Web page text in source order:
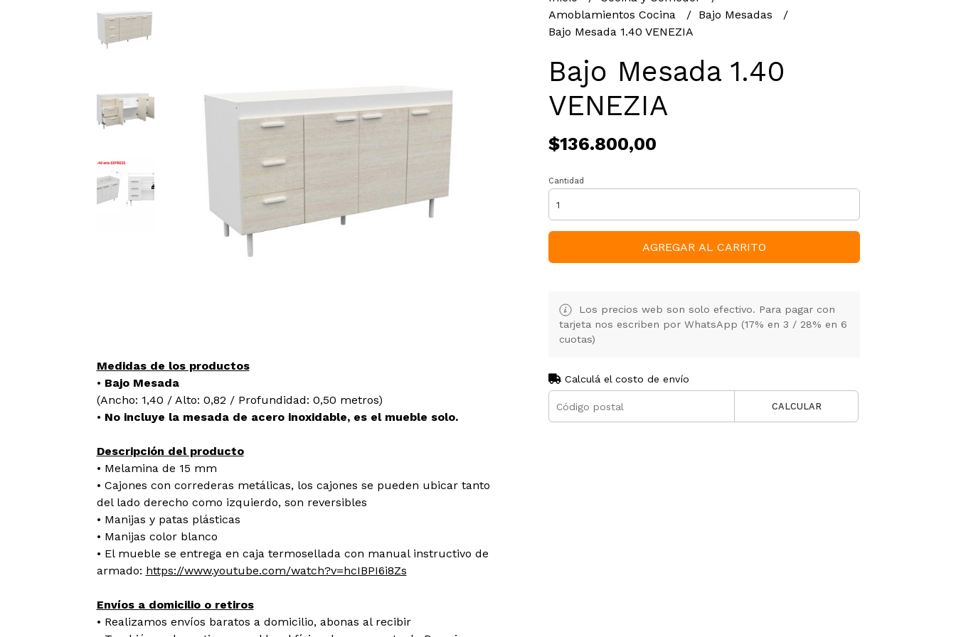
Medidas de los productos
• Bajo Mesada
(Ancho: 1,40 / Alto: 0,82 / Profundidad: 0,50 metros)
• No incluye la mesada de acero inoxidable, es el mueble solo.
Descripción del producto
• Melamina de 15 mm
• Cajones con correderas metálicas, los cajones se pueden ubicar tanto
del lado derecho como izquierdo, son reversibles
• Manijas y patas plásticas
• Manijas color blanco
• El mueble se entrega en caja termosellada con manual instructivo de
armado: https://www.youtube.com/watch?v=hcIBPI6i8Zs
Envíos a domicilio o retiros
• Realizamos envíos baratos a domicilio, abonas al recibir
Amoblamientos Cocina
Bajo Mesadas
Bajo Mesada 1.40 VENEZIA
Bajo Mesada 1.40
VENEZIA
$136.800,00
Cantidad
AGREGAR AL CARRITO
Los precios web son solo efectivo. Para pagar con
tarjeta nos escriben por WhatsApp (17% en 3 / 28% en 6
cuotas)
Calculá el costo de envío
CALCULAR